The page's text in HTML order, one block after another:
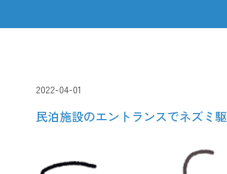
2022-04-01
民泊施設のエントランスでネズミ